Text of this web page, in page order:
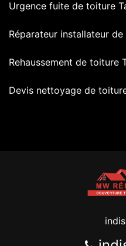
Urgence fuite de toiture
Réparateur installateur
Rehaussement de toiture
Devis nettoyage de